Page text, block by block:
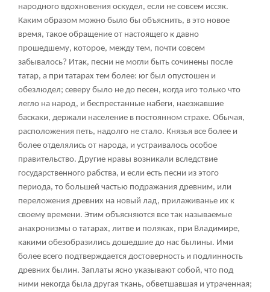
народного вдохновения оскудел, если не совсем иссяк.
Каким образом можно было бы объяснить, в это новое
время, такое обращение от настоящего к давно
прошедшему, которое, между тем, почти совсем
забывалось? Итак, песни не могли быть сочинены после
татар, а при татарах тем более: юг был опустошен и
обезлюдел; северу было не до песен, когда иго только что
легло на народ, и беспрестанные набеги, наезжавшие
баскаки, держали население в постоянном страхе. Обычая,
расположения петь, надолго не стало. Князья все более и
более отделялись от народа, и устраивалось особое
правительство. Другие нравы возникали вследствие
государственного рабства, и если есть песни из этого
периода, то большей частью подражания древним, или
переложения древних на новый лад, прилаживанье их к
своему времени. Этим объясняются все так называемые
анахронизмы о татарах, литве и поляках, при Владимире,
какими обезобразились дошедшие до нас былины. Ими
более всего подтверждается достоверность и подлинность
древних былин. Заплаты ясно указывают собой, что под
ними некогда была другая ткань, обветшавшая и утраченная;